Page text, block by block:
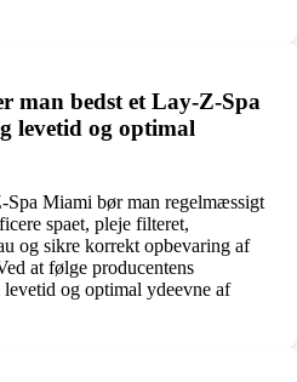
man bedst et Lay-Z-Spa
levetid og optimal
Miami bør man regelmæssigt
spaet, pleje filteret,
og sikre korrekt opbevaring af
at følge producentens
og optimal ydeevne af